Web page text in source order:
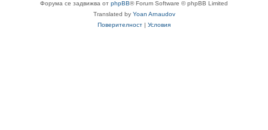
Форума се задвижва от phpBB® Forum Software © phpBB Limited
Translated by Yoan Arnaudov
Поверителност | Условия